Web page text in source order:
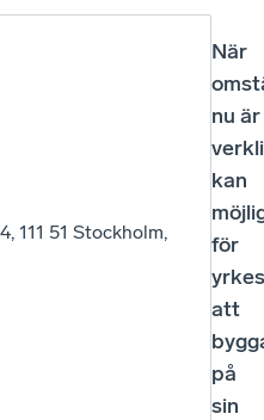
111 51 Stockholm,
När
nu är
kan
för
att
på
sin